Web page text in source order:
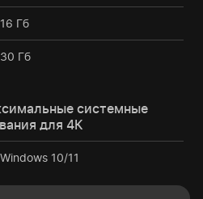
16 Гб
30 Гб
системные
для 4К
Windows 10/11